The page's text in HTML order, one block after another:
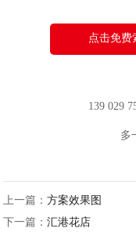
点击免费
139 029
多
上一篇：方案效果图
下一篇：汇港花店